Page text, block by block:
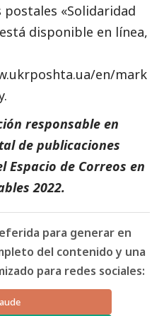
postales «Solidaridad
disponible en línea,
en/mark
.
responsable en
de publicaciones
Espacio de Correos en
2022.
para generar en
del contenido y una
para redes sociales: